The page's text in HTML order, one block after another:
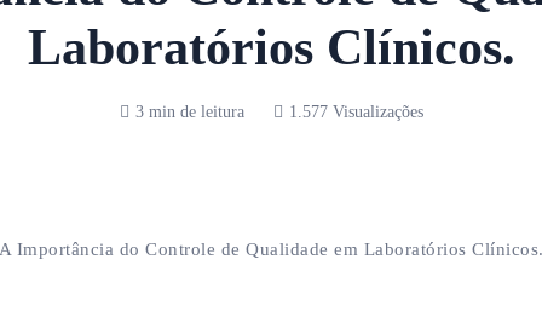
Laboratórios Clínicos.
3 min de leitura 1.577 Visualizações
Importância do Controle de Qualidade em Laboratórios